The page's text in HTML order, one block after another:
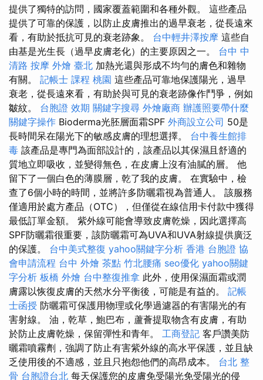
提供了獨特的訪問，國家覆蓋範圍和各種外觀。 這些產品
提供了可靠的保護，以防止皮膚推出的過早衰老，從長遠來
看，有助於抵抗可見的衰老跡象。 台中輕井澤按摩 這些自
由基是光生長（過早皮膚老化）的主要原因之一。 台中 中
清路 按摩 外燴 臺北 加熱光還與形成不均勻的膚色和雜物
有關。 記帳士 課程 桃園 這些產品可靠地保護陽光，過早
衰老，從長遠來看，有助於與可見的衰老跡像作鬥爭，例如
皺紋。 台胞證 效期 關鍵字搜尋 外燴廠商 辦護照要帶什麼
關鍵字操作 Bioderma光胚層面霜SPF 外商設立公司 50是
長時間呆在陽光下的敏感皮膚的理想選擇。 台中養生館排
毒 該產品是專門為面部設計的，該產品以其保濕且舒適的
質地立即吸收，並變得無色，在皮膚上沒有油膩的層。 他
留下了一個白色的薄膜層，乾了我的皮膚。 在實驗中，檢
查了6個小時的時間，並將許多防曬霜視為普通人。 該服務
僅適用於處方產品（OTC），但僅從在線信用卡付款中獲得
最低訂單金額。 紫外線可能會導致皮膚乾燥，因此選擇高
SPF防曬霜很重要，該防曬霜可為UVA和UVA射線提供廣泛
的保護。 台中美式整復 yahoo關鍵字分析 香港 台胞證 協
會申請流程 台中 外燴 茶點 竹北腰痛 seo優化 yahoo關鍵
字分析 板橋 外燴 台中整復推拿 此外，使用保濕面霜或潤
膚露以恢復皮膚的天然水分平衡後，可能是有益的。 記帳
士函授 防曬霜可保護用物理或化學過濾器的有害陽光的有
害射線。 油，乾草，鮑巴布，蘆薈提取物含有皮膚，有助
於防止皮膚乾燥，保留彈性和青年。 工商登記 客戶讚美防
曬霜噴霧劑，強調了防止有害紫外線的高水平保護，並且缺
乏使用後的不適感，並且只抱怨他們的高昂成本。 台北 整
骨 台胞證台北 每天保護您的皮膚免受陽光免受陽光的侵